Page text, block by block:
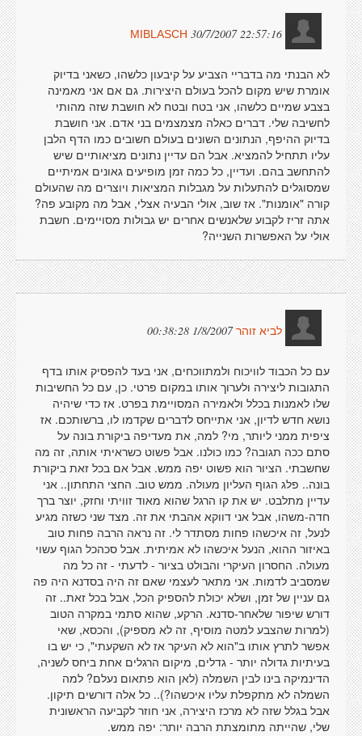
MIBLASCH 30/7/2007 22:57:16
לא הבנתי מה בדבריי הצביע על קיבעון כלשהו, כשאני בדיוק
אומרת שיש מקום להכל בעולם היצירות. גם אם אני מאמינה
בצבע שמיים כלשהו, אני בטח ובטח לא חושבת שזה מהותי
לחשיבה שלי. דברים כאלה מצמצמים בני אדם. אני חושבת
בדיוק ההיפף, הנתונים השונים בעולם חשובים כמו הדף הלבן
עליו תתחיל להמציא. אבל הם עדיין נתונים מציאותיים שיש
להתחשב בהם. ועדיין, כל כמה זמן מופיעים גאונים אמיתיים
שמסוגלים להתעלות על מגבלות המציאות ויוצרים מה שהעולם
קורה "אומנות". אז שוב, אולי הבעיה אצלי, אבל מה מקובע פה?
אתה זריז לקבוע שלאנשים אחרים יש גבולות מסויימים. חשבת
אולי על האפשרות השנייה?
לביא זוהר 1/8/2007 00:38:28
עם כל הכבוד לוויכוח ולמתווכחים, אני בעד להפסיק אותו בדף
התגובות ליצירה ולערוך אותו במקום פרטי. כן, עם כל החשיבות
שלו לאמנות בכלל ולאמירה המסויימת בפרט. אז כדי שיהיה
נושא חדש לדיון, אני אתייחס לדברים שקדמו לו, ברשותכם. אז
ציפית ממני ליותר, מי? למה, את מעדיפה ביקורת בונה על
סתם ככה תגובה? כמו כולנו. אבל פשוט כשראיתי אותה, זה מה
שחשבתי. הציור הוא פשוט יפה ממש. אבל אם בכל זאת ביקורת
בונה.. פלג הגוף העליון מעולה. ממש טוב. החצי התחתון.. אני
עדיין מתלבט. יש את קו הרגל שהוא מאוד זוויתי וחזק, יוצר ברך
חדה-משהו, אבל אני דווקא אהבתי את זה. מצד שני כשזה מגיע
לנעל, זה איכשהו פחות מסתדר לי. זה נראה הרבה פחות טוב
באיזור ההוא, הנעל איכשהו לא אמיתית. אבל סכהכל הגוף עשוי
מעולה. החסרון העיקרי והבולט בציור - לדעתי - זה כל מה
שמסביב לדמות. אני מתאר לעצמי שאם זה היה בסדנא היה פה
גם עניין של זמן, ושלא יכולת להספיק הכל, אבל בכל זאת.. זה
דורש שיפור שלאחר-סדנא. הרקע, שהוא סתמי במקרה הטוב
(למרות שהצבע למטה מוסיף, זה לא מספיק), והכסא, שאי
אפשר לתרץ אותו ב"הוא לא העיקר אז לא השקעתי", כי יש בו
בעיתיות גדולה יותר - גדלים, מיקום הרגלים אחת ביחס לשניה,
הדינמיקה בינו לבין השמלה (לאן הוא פתאום נעלם? למה
השמלה לא מתקפלת עליו איכשהו?).. כל אלה דורשים תיקון.
אבל בגלל שזה לא מרכז היצירה, אני חוזר לקביעה הראשונית
שלי, שהייתה מתומצתת הרבה יותר: יפה ממש.